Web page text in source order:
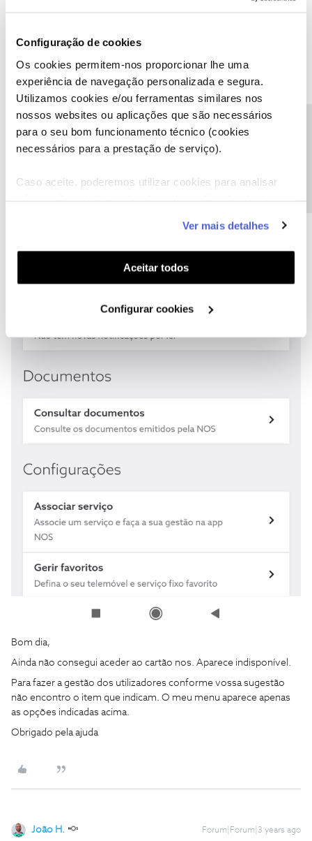
Configuração de cookies
Os cookies permitem-nos proporcionar lhe uma
experiência de navegação personalizada e segura.
Utilizamos cookies e/ou ferramentas similares nos
nossos websites ou aplicações que são necessários
para o seu bom funcionamento técnico (cookies
necessários para a prestação de serviço).
Caso aceite, poderemos utilizar cookies para analisar
funcionalidades (cookies de personalização e
funcionalidade) e adaptar anúncios aos seus interesses
(cookies de publicidade personalizada). Pode gerir a
utilização dos cookies clicando em "Configurar
Ver mais detalhes
Aceitar todos
Configurar cookies
Bom dia,
Ainda não consegui aceder ao cartão nos. Aparece indisponível.
Para fazer a gestão dos utilizadores conforme vossa sugestão
não encontro o item que indicam. O meu menu aparece apenas
as opções indicadas acima.
Obrigado pela ajuda
João H. Forum|Forum|3 years ago